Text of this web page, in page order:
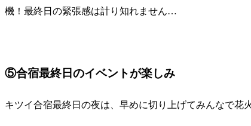
機！最終日の緊張感は計り知れません…
⑤合宿最終日のイベントが楽しみ
キツイ合宿最終日の夜は、早めに切り上げてみんなで花